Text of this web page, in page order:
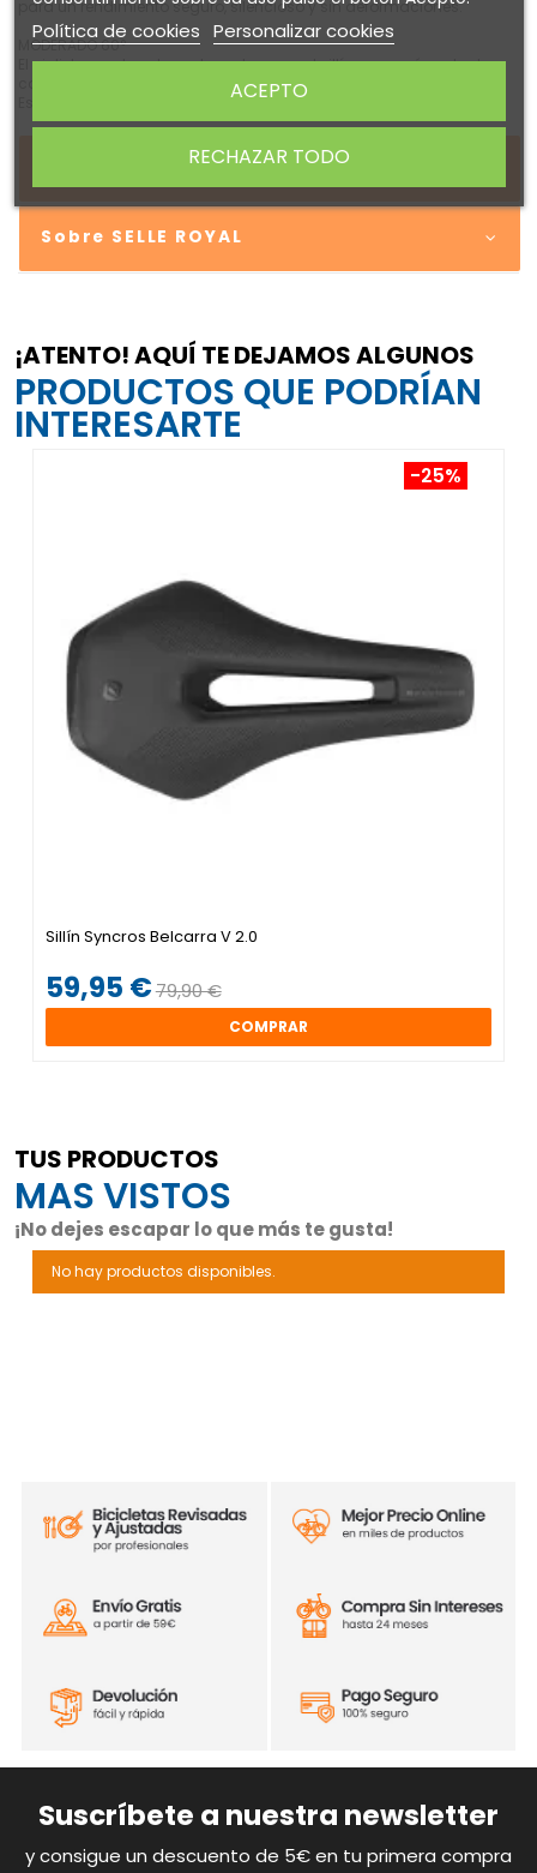
para un rendimiento seguro, silencioso y sin deformaciones.
MODERADO 60°
El ciclista moderado suele sentarse en el sillín con un ángulo de
Esta posición más erguida desplaza ROYALGEL
DETALLES DEL PRODUCTO
Sobre SELLE ROYAL
¡ATENTO! AQUÍ TE DEJAMOS ALGUNOS
PRODUCTOS QUE PODRÍAN
INTERESARTE
-25%
Sillín Syncros Belcarra V 2.0
59,95 €79,90 €
COMPRAR
TUS PRODUCTOS
MAS VISTOS
¡No dejes escapar lo que más te gusta!
No hay productos disponibles.
Suscríbete a nuestra newsletter
y consigue un descuento de 5€ en tu primera compra
Política de cookies Personalizar cookies
RECHAZAR TODO
ACEPTO